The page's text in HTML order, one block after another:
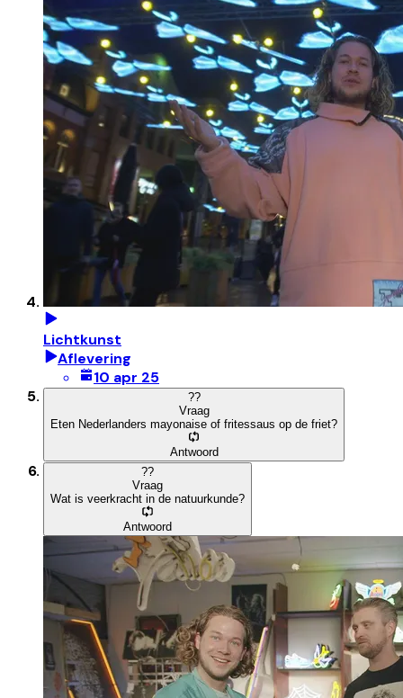
Lichtkunst
Aflevering
10 apr 25
??
Vraag
Eten Nederlanders mayonaise of fritessaus op de friet?
Antwoord
??
Vraag
Wat is veerkracht in de natuurkunde?
Antwoord